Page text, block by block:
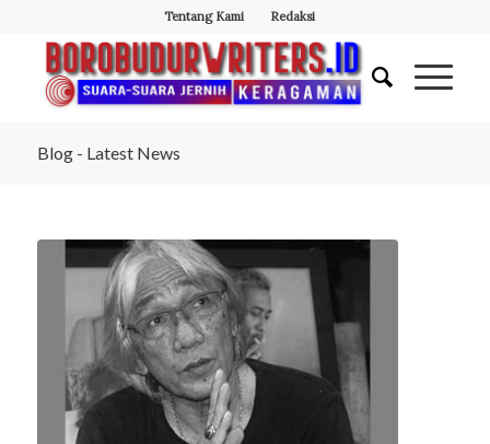
Tentang Kami Redaksi
Blog - Latest News